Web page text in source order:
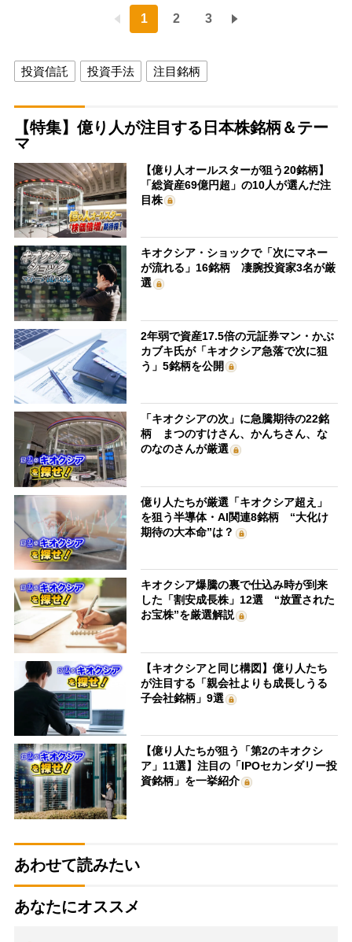
1 2 3
投資信託 投資手法 注目銘柄
【特集】億り人が注目する日本株銘柄＆テー
マ
【億り人オールスターが狙う20銘柄】
「総資産69億円超」の10人が選んだ注
目株
キオクシア・ショックで「次にマネー
が流れる」16銘柄 凄腕投資家3名が厳
選
2年弱で資産17.5倍の元証券マン・かぶ
カブキ氏が「キオクシア急落で次に狙
う」5銘柄を公開
「キオクシアの次」に急騰期待の22銘
柄 まつのすけさん、かんちさん、な
のなのさんが厳選
億り人たちが厳選「キオクシア超え」
を狙う半導体・AI関連8銘柄 “大化け
期待の大本命”は？
キオクシア爆騰の裏で仕込み時が到来
した「割安成長株」12選 “放置された
お宝株”を厳選解説
【キオクシアと同じ構図】億り人たち
が注目する「親会社よりも成長しうる
子会社銘柄」9選
【億り人たちが狙う「第2のキオクシ
ア」11選】注目の「IPOセカンダリー投
資銘柄」を一挙紹介
あわせて読みたい
あなたにオススメ